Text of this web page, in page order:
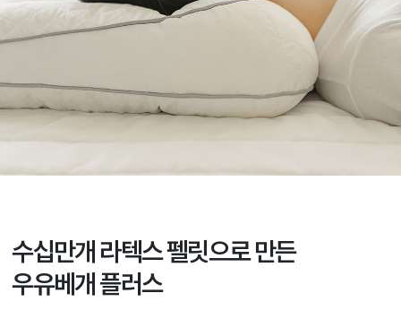
수십만개 라텍스 펠릿으로 만든
우유베개 플러스